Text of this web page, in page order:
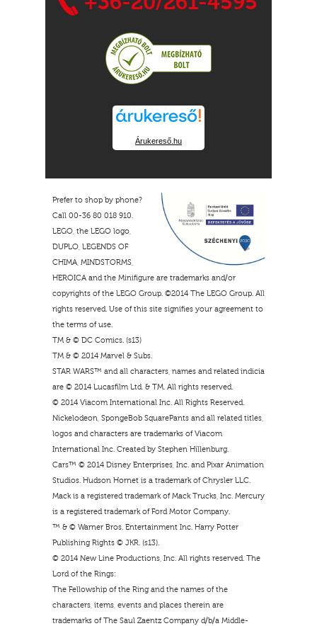
Árukereső.hu
Prefer to shop by phone?
Call 00-36 80 018 910.
LEGO, the LEGO logo,
DUPLO, LEGENDS OF
CHIMA, MINDSTORMS,
HEROICA and the Minifigure are trademarks and/or
copyrights of the LEGO Group. ©2014 The LEGO Group. All
rights reserved. Use of this site signifies your agreement to
the terms of use.
TM & © DC Comics. (s13)
TM & © 2014 Marvel & Subs.
STAR WARS™ and all characters, names and related indicia
are © 2014 Lucasfilm Ltd. & TM. All rights reserved.
© 2014 Viacom International Inc. All Rights Reserved.
Nickelodeon, SpongeBob SquarePants and all related titles,
logos and characters are trademarks of Viacom
International Inc. Created by Stephen Hillenburg.
Cars™ © 2014 Disney Enterprises, Inc. and Pixar Animation
Studios. Hudson Hornet is a trademark of Chrysler LLC.
Mack is a registered trademark of Mack Trucks, Inc. Mercury
is a registered trademark of Ford Motor Company.
™ & © Warner Bros. Entertainment Inc. Harry Potter
Publishing Rights © JKR. (s13).
© 2014 New Line Productions, Inc. All rights reserved. The
Lord of the Rings:
The Fellowship of the Ring and the names of the
characters, items, events and places therein are
trademarks of The Saul Zaentz Company d/b/a Middle-